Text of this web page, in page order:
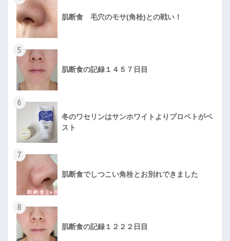
肌断食 毛穴のモサ(角栓)との戦い！
5
肌断食の記録１４５７日目
6
冬のワセリンはサンホワイトよりプロペトがベ
スト
7
肌断食でしつこい角栓とお別れできました
8
肌断食の記録１２２２日目